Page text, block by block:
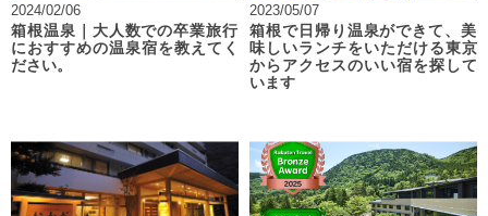
2024/02/06
箱根温泉｜大人数での卒業旅行
におすすめの温泉宿を教えてく
ださい。
2023/05/07
箱根で日帰り温泉ができて、美
味しいランチをいただける東京
からアクセスのいい宿を探して
います